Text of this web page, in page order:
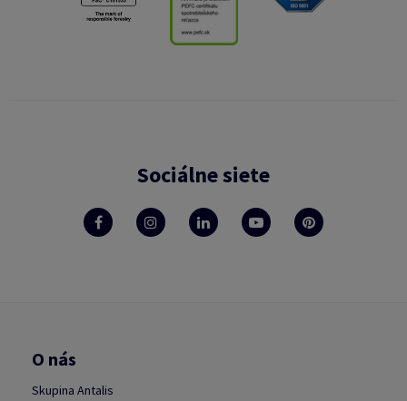
Sociálne siete
O nás
Skupina Antalis